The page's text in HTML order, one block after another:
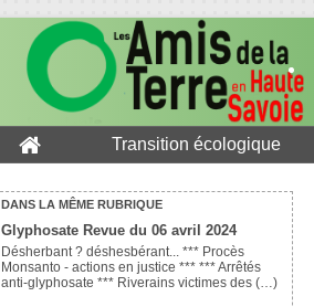
Transition écologique
DANS LA MÊME RUBRIQUE
Glyphosate Revue du 06 avril 2024
Désherbant ? déshesbérant... *** Procès
Monsanto - actions en justice *** *** Arrêtés
anti-glyphosate *** Riverains victimes des (…)